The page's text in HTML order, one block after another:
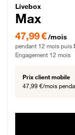
Livebox
Livebox
Max
47,99 € par mois
47,99 €/mois
pendant 12 mois puis
Engagement 12 mois
Prix client mobile
47,99 €/mois